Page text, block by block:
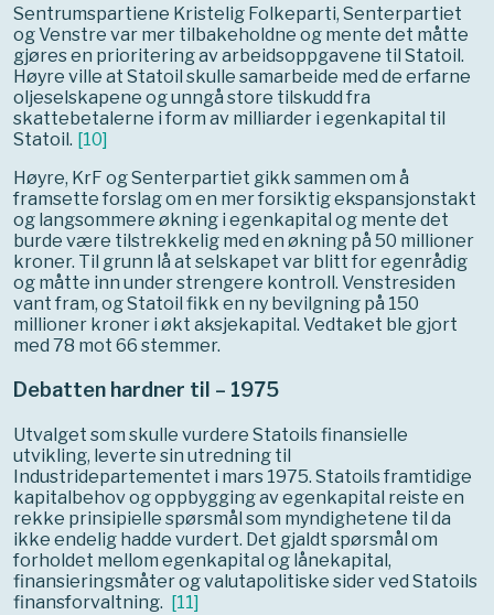
Sentrumspartiene Kristelig Folkeparti, Senterpartiet
og Venstre var mer tilbakeholdne og mente det måtte
gjøres en prioritering av arbeidsoppgavene til Statoil.
Høyre ville at Statoil skulle samarbeide med de erfarne
oljeselskapene og unngå store tilskudd fra
skattebetalerne i form av milliarder i egenkapital til
Statoil. [10]
Høyre, KrF og Senterpartiet gikk sammen om å
framsette forslag om en mer forsiktig ekspansjonstakt
og langsommere økning i egenkapital og mente det
burde være tilstrekkelig med en økning på 50 millioner
kroner. Til grunn lå at selskapet var blitt for egenrådig
og måtte inn under strengere kontroll. Venstresiden
vant fram, og Statoil fikk en ny bevilgning på 150
millioner kroner i økt aksjekapital. Vedtaket ble gjort
med 78 mot 66 stemmer.
Debatten hardner til – 1975
Utvalget som skulle vurdere Statoils finansielle
utvikling, leverte sin utredning til
Industridepartementet i mars 1975. Statoils framtidige
kapitalbehov og oppbygging av egenkapital reiste en
rekke prinsipielle spørsmål som myndighetene til da
ikke endelig hadde vurdert. Det gjaldt spørsmål om
forholdet mellom egenkapital og lånekapital,
finansieringsmåter og valutapolitiske sider ved Statoils
finansforvaltning. [11]